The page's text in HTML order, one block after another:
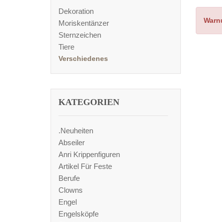
Dekoration
Moriskentänzer
Sternzeichen
Tiere
Verschiedenes
KATEGORIEN
.Neuheiten
Abseiler
Anri Krippenfiguren
Artikel Für Feste
Berufe
Clowns
Engel
Engelsköpfe